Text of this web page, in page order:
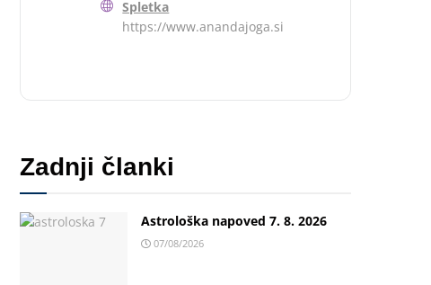
Spletka
https://www.anandajoga.si
Zadnji članki
Astrološka napoved 7. 8. 2026
07/08/2026